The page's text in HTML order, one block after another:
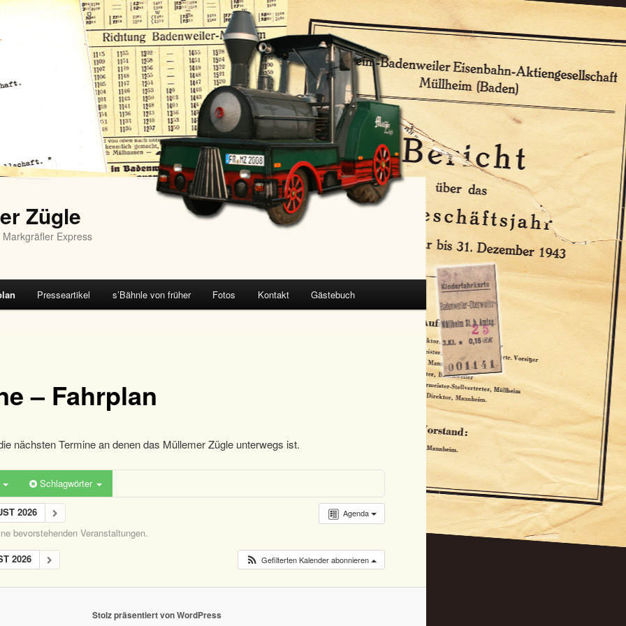
Zügle
Express
Presseartikel s’Bähnle von früher Fotos Kontakt Gästebuch
– Fahrplan
nächsten Termine an denen das Müllemer Zügle unterwegs ist.
Schlagwörter
Agenda
2026
bevorstehenden Veranstaltungen.
2026
Gefilterten Kalender abonnieren
Stolz präsentiert von WordPress